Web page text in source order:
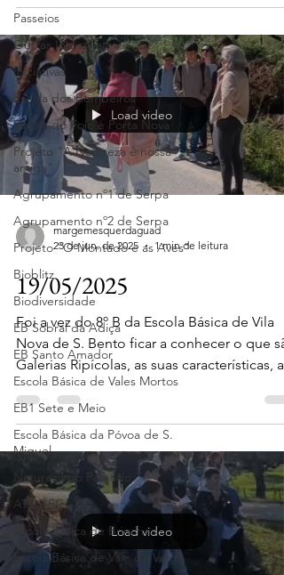
Passeios
Outras Iniciativas
Iniciativas
Escola dos Bombeiros
Escola do Fojo e Porta Nova
Projeto "A Natureza é nossa
amiga"
Agrupamento nº1 de Serpa
Agrupamento nº2 de Serpa
Projeto "O Montado e as Aves"
Bioblitz
Biodiversidade
EB Sobral da Adiça
EB Santo Amador
Escola Básica de Vales Mortos
EB1 Sete e Meio
Escola Básica da Póvoa de S.
Miguel
Natureza do Passado
ATL/AEC
Escola Básica de Brinches
Escola Básica de Vale de Vargo
Load video
margemesquerdaguad
23 de jun. de 2025
1 min de leitura
19/05/2025
Foi a vez do 8º B da Escola Básica de Vila
Nova de S. Bento ficar a conhecer o que
Galerias Ripícolas, as suas características, a
sua...
Load video